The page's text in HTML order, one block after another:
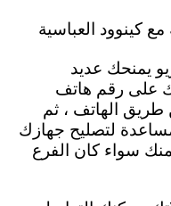
كينوود العباسية
يمنحك عديد
على رقم هاتف
طريق الهاتف ، ثم
لتصليح جهازك
سواء كان الفرع